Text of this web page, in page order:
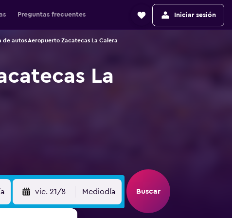
Preguntas frecuentes Iniciar sesión
de autos Aeropuerto Zacatecas La Calera
La
vie. 21/8 Mediodía Buscar